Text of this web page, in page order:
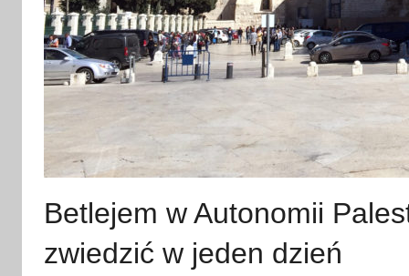
Betlejem w Autonomii
zwiedzić w jeden dzień